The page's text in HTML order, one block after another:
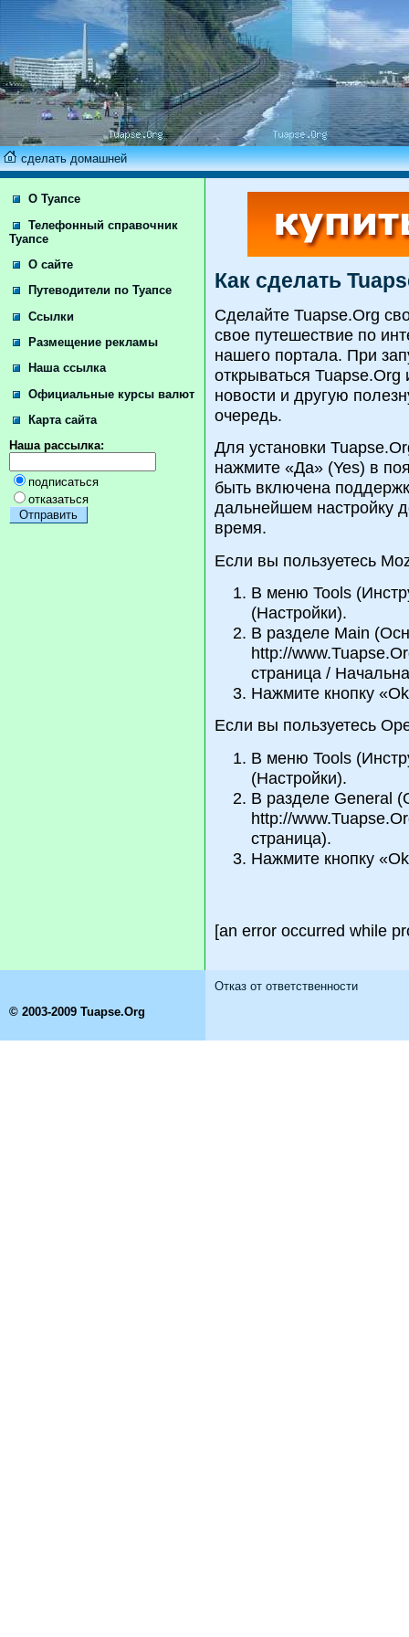
сделать домашней
О Туапсе
Телефонный справочник
Туапсе
О сайте
Путеводители по Туапсе
Ссылки
Размещение рекламы
Наша ссылка
Официальные курсы валют
Карта сайта
Наша рассылка:
подписаться
отказаться
Как сделать
Сделайте Tuapse.Org
свое путешествие по
нашего портала. При
открываться
новости и другую
очередь.
Для установки
нажмите «Да» (Yes) в
быть включена
дальнейшем настройку
время.
Если вы пользуетесь
В меню Tools
(Настройки).
В разделе Main
http://
страница /
Нажмите кнопку
Если вы пользуетесь
В меню Tools
(Настройки).
В разделе General
http://
страница).
Нажмите кнопку
[an error occurred while
© 2003-2009 Tuapse.Org
Отказ от ответственности